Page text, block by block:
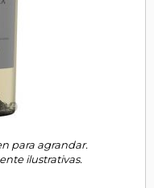
para agrandar.
ilustrativas.